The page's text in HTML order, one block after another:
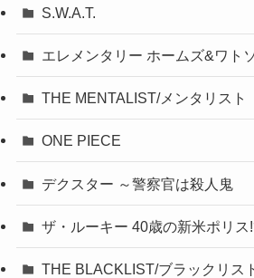
S.W.A.T.
エレメンタリー ホームズ&ワト
THE MENTALIST/メンタリスト
ONE PIECE
デクスター ～警察官は殺人鬼
ザ・ルーキー 40歳の新米ポリス
THE BLACKLIST/ブラックリス